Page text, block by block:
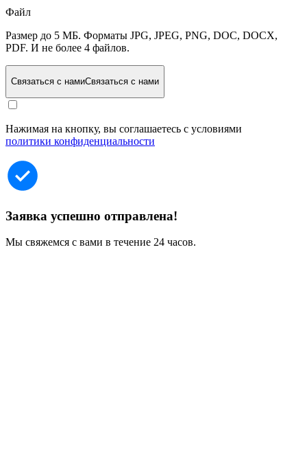
Файл
Размер до 5 МБ. Форматы JPG, JPEG, PNG, DOC, DOCX,
PDF. И не более 4 файлов.
Связаться с намиСвязаться с нами
Нажимая на кнопку, вы соглашаетесь с условиями
политики конфиденциальности
Заявка успешно отправлена!
Мы свяжемся с вами в течение 24 часов.